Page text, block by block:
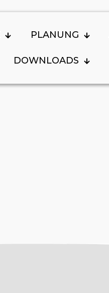
PLANUNG
DOWNLOADS